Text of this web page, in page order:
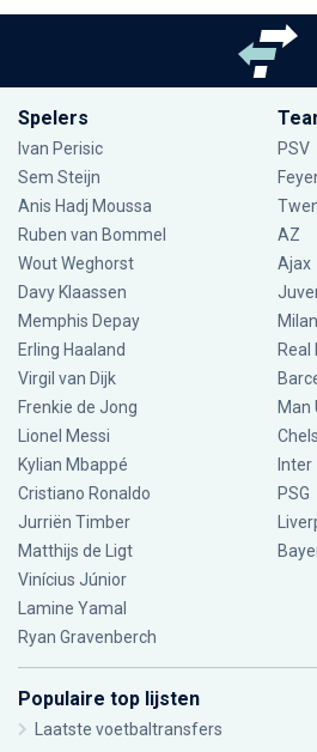
Spelers
Ivan Perisic
Sem Steijn
Anis Hadj Moussa
Ruben van Bommel
Wout Weghorst
Davy Klaassen
Memphis Depay
Erling Haaland
Virgil van Dijk
Frenkie de Jong
Lionel Messi
Kylian Mbappé
Cristiano Ronaldo
Jurriën Timber
Matthijs de Ligt
Vinícius Júnior
Lamine Yamal
Ryan Gravenberch
PSV
AZ
Ajax
Milan
Real
Man
Inter
PSG
Populaire top lijsten
Laatste voetbaltransfers